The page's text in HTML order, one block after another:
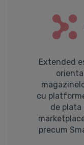
Extended
cu
de plata
precum